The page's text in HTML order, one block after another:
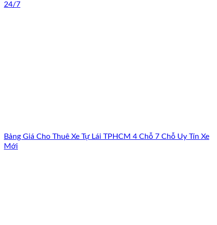
24/7
Bảng Giá Cho Thuê Xe Tự Lái TPHCM 4 Chỗ 7 Chỗ Uy Tín Xe
Mới